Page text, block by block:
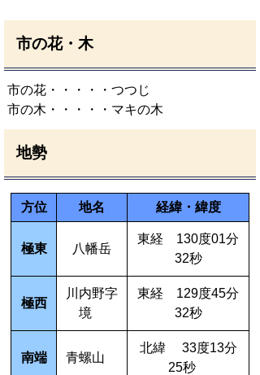
市の花・木
市の花・・・・・つつじ
市の木・・・・・マキの木
地勢
方位 地名 経緯・緯度
極東 八幡岳
東経 130度01分
32秒
極西
川内野字
境
東経 129度45分
32秒
南端 青螺山
北緯 33度13分
25秒